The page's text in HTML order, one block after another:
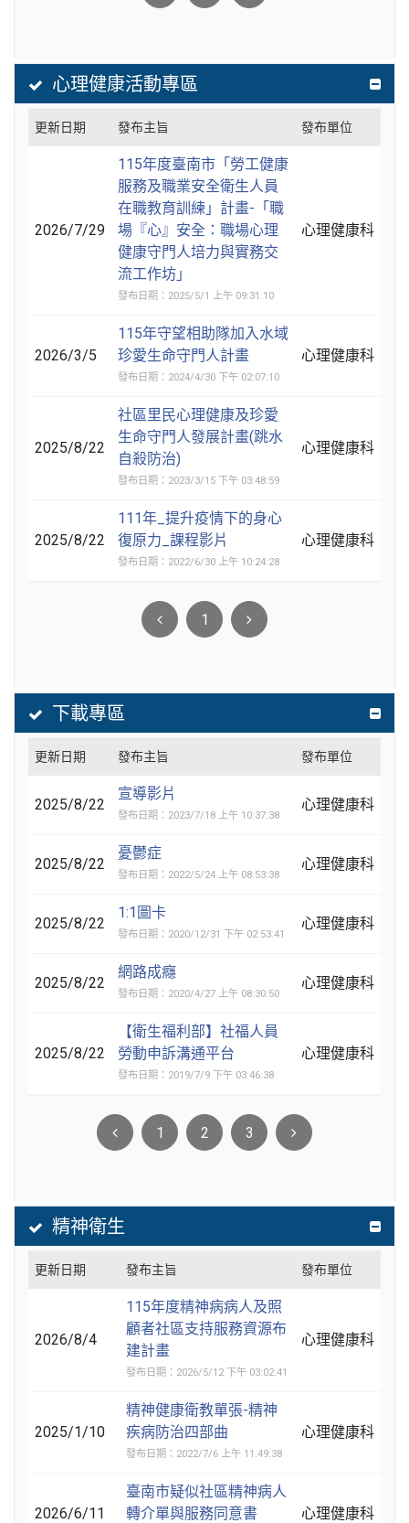
心理健康活動專區
更新日期 發布主旨 發布單位
2026/7/29
115年度臺南市「勞工健康
服務及職業安全衛生人員
在職教育訓練」計畫-「職
場『心』安全：職場心理
健康守門人培力與實務交
流工作坊」
發布日期：2025/5/1 上午 09:31:10
心理健康科
2026/3/5
115年守望相助隊加入水域
珍愛生命守門人計畫
發布日期：2024/4/30 下午 02:07:10
心理健康科
2025/8/22
社區里民心理健康及珍愛
生命守門人發展計畫(跳水
自殺防治)
發布日期：2023/3/15 下午 03:48:59
心理健康科
2025/8/22
111年_提升疫情下的身心
復原力_課程影片
發布日期：2022/6/30 上午 10:24:28
心理健康科
1
下載專區
更新日期 發布主旨 發布單位
2025/8/22
宣導影片
發布日期：2023/7/18 上午 10:37:38
心理健康科
2025/8/22
憂鬱症
發布日期：2022/5/24 上午 08:53:38
心理健康科
2025/8/22
1:1圖卡
發布日期：2020/12/31 下午 02:53:41
心理健康科
2025/8/22
網路成癮
發布日期：2020/4/27 上午 08:30:50
心理健康科
2025/8/22
【衛生福利部】社福人員
勞動申訴溝通平台
發布日期：2019/7/9 下午 03:46:38
心理健康科
1 2 3
精神衛生
更新日期 發布主旨 發布單位
2026/8/4
115年度精神病病人及照
顧者社區支持服務資源布
建計畫
發布日期：2026/5/12 下午 03:02:41
心理健康科
2025/1/10
精神健康衛教單張-精神
疾病防治四部曲
發布日期：2022/7/6 上午 11:49:38
心理健康科
2026/6/11
臺南市疑似社區精神病人
轉介單與服務同意書
心理健康科